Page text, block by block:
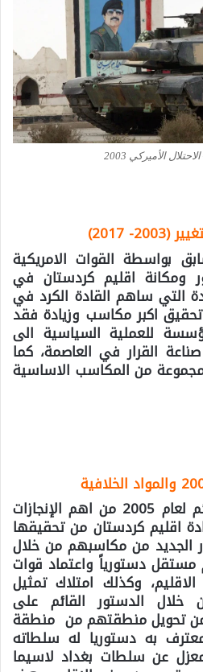
الأميركي 2003
2017)
بواسطة القوات الامريكية
ومكانة اقليم كردستان في
التي ساهم القادة الكرد في
اكبر مكاسب وزيادة فقد
للعملية السياسية الى
القرار في العاصمة، كما
من المكاسب الاساسية
يمثل دستور العراق الدائم لعام 2005 من اهم الإنجازات
اقليم كردستان من تحقيقها
من مكاسبهم من خلال
دستورياً واعتماد قوات
وكذلك امتلاك تمثيل
الدستور القائم على
من تحويل منطقتهم من منطقة
به دستوريا له سلطاته
عن سلطات بغداد لاسيما